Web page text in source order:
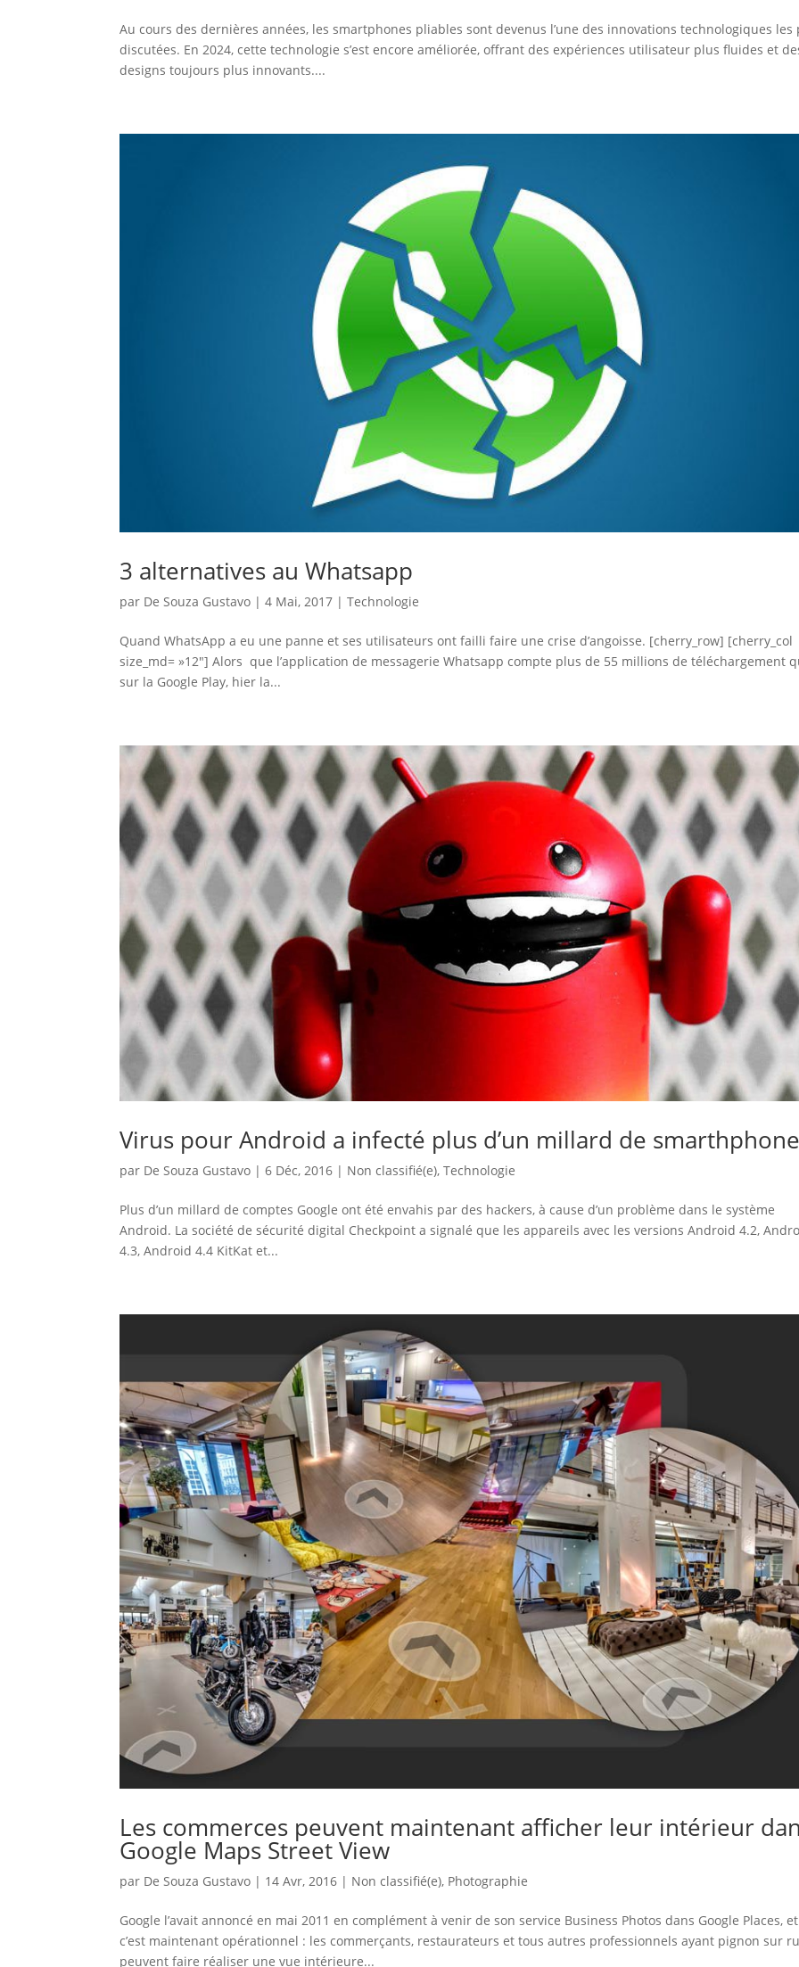
Au cours des dernières années, les smartphones pliables sont devenus l’une des innovations technologiques les
discutées. En 2024, cette technologie s’est encore améliorée, offrant des expériences utilisateur plus fluides et
designs toujours plus innovants....
3 alternatives au Whatsapp
par De Souza Gustavo |4 Mai, 2017 |Technologie
Quand WhatsApp a eu une panne et ses utilisateurs ont failli faire une crise d’angoisse. [cherry_row] [cherry_col
size_md= »12″] Alors que l’application de messagerie Whatsapp compte plus de 55 millions de téléchargement
sur la Google Play, hier la...
Virus pour Android a infecté plus d’un millard de
par De Souza Gustavo |6 Déc, 2016 | Non classifié(e),Technologie
Plus d’un millard de comptes Google ont été envahis par des hackers, à cause d’un problème dans le système
Android. La société de sécurité digital Checkpoint a signalé que les appareils avec les versions Android 4.2,
4.3, Android 4.4 KitKat et...
Les commerces peuvent maintenant afficher leur intérieur
Google Maps Street View
par De Souza Gustavo | 14 Avr, 2016 | Non classifié(e), Photographie
Google l’avait annoncé en mai 2011 en complément à venir de son service Business Photos dans Google Places, et
c’est maintenant opérationnel : les commerçants, restaurateurs et tous autres professionnels ayant pignon sur
peuvent faire réaliser une vue intérieure...